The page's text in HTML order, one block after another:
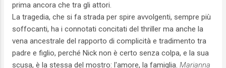
prima ancora che tra gli attori.
La tragedia, che si fa strada per spire avvolgenti, sempre più
soffocanti, ha i connotati concitati del thriller ma anche la
vena ancestrale del rapporto di complicità e tradimento tra
padre e figlio, perché Nick non è certo senza colpa, e la sua
scusa, è la stessa del mostro: l'amore, la famiglia. Marianna